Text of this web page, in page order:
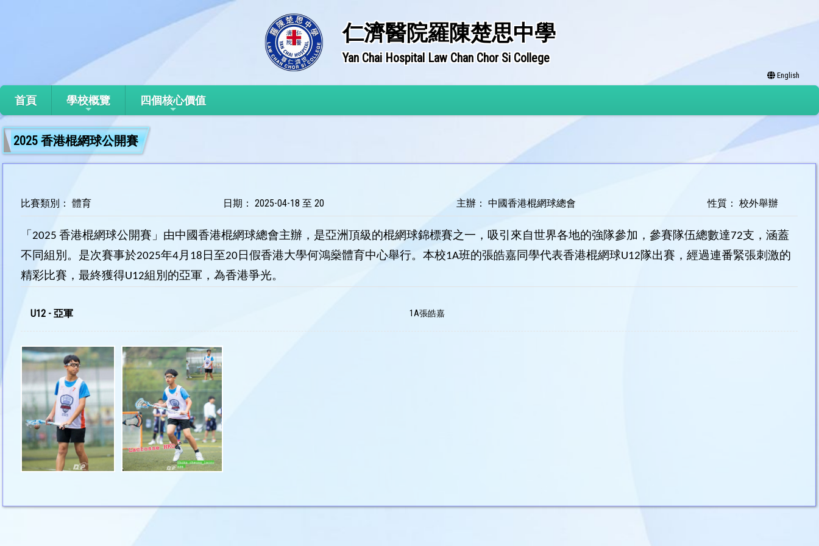
仁濟醫院羅陳楚思中學
Yan Chai Hospital Law Chan Chor Si College
English
首頁 學校概覽 四個核心價值
2025 香港棍網球公開賽
比賽類別： 體育 日期： 2025-04-18 至 20 主辦： 中國香港棍網球總會 性質： 校外舉辦
「2025 香港棍網球公開賽」由中國香港棍網球總會主辦，是亞洲頂級的棍網球錦標賽之一，吸引來自世界各地的強隊參加，參賽隊伍總數達72支，涵蓋
不同組別。是次賽事於2025年4月18日至20日假香港大學何鴻燊體育中心舉行。本校1A班的張皓嘉同學代表香港棍網球U12隊出賽，經過連番緊張刺激的
精彩比賽，最終獲得U12組別的亞軍，為香港爭光。
U12 - 亞軍 1A張皓嘉